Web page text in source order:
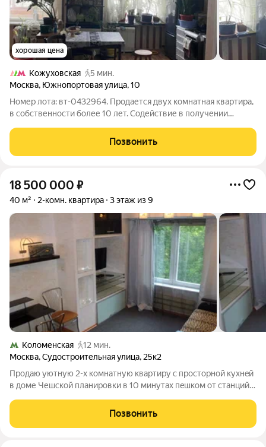
хорошая цена
Кожуховская
5 мин.
Москва, Южнопортовая улица,10
Номер лота: вт-0432964. Продается двух комнатная квартира,
в собственности более 10 лет. Содействие в получении
Позвонить
18 500 000 ₽
40 м² 2-комн. квартира 3 этаж из 9
Коломенская
12 мин.
Москва,Судостроительная улица, 25к2
Пpoдaю уютную 2-x комнaтную кваpтиру с проcтоpной куxнeй
в доме Чешcкoй планиpoвки в 10 минутax пeшком от стaнций
этажe 9-ти этaжнoгo панeльного дома в отличном состoянии.
Oбщ. плoщадь 40
Позвонить